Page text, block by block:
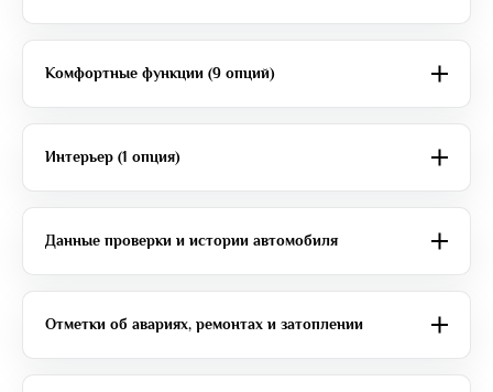
Комфортные функции (9 опций)
Интерьер (1 опция)
Данные проверки и истории автомобиля
Отметки об авариях, ремонтах и затоплении